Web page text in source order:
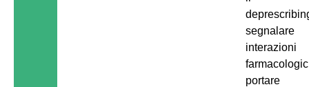
segnalare
interazioni
portare